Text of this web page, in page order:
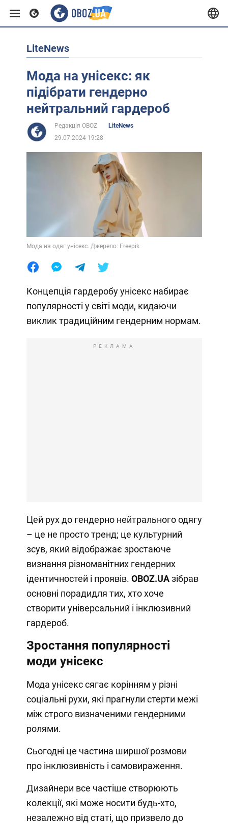
Європа
США
Африка
LiteNews
Мода на унісекс: як
підібрати гендерно
нейтральний гардероб
Редакція OBOZ
LiteNews
29.07.2024 19:28
Мода на одяг унісекс. Джерело: Freepik
Концепція гардеробу унісекс набирає
популярності у світі моди, кидаючи
виклик традиційним гендерним нормам.
РЕКЛАМА
Цей рух до гендерно нейтрального одягу
– це не просто тренд; це культурний
зсув, який відображає зростаюче
визнання різноманітних гендерних
ідентичностей і проявів. OBOZ.UAзібрав
основні порадидля тих, хто хоче
створити універсальний і інклюзивний
гардероб.
Зростання популярності
моди унісекс
Мода унісекс сягає корінням у різні
соціальні рухи, які прагнули стерти межі
між строго визначеними гендерними
ролями.
Сьогодні це частина ширшої розмови
про інклюзивність і самовираження.
Дизайнери все частіше створюють
колекції, які може носити будь-хто,
незалежно від статі, що призвело до